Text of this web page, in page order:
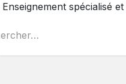
Enseignement spécialisé